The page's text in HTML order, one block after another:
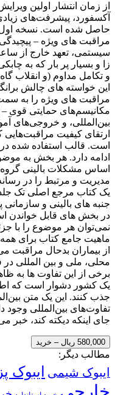
از زمان انتشار اولین
آکسفورد، پیشرفت‌های
حاصل شده است. نسخه اول
مراقبت های ویژه – پیچیدگی
سیستمی، تعهد خارج از
زا و بسیار پر بار که به
و تکامل مداوم (و انقلاب
این خواسته های چالش
مراقبت های ویژه را به
مکانیسم‌های حمایتی قوی
بین‌المللی، و خروجی‌های
ارتقای کیفیت مراقبت‌هایی
است. قالب استفاده شده
ادامه دارد. هر بخش به
اساس مشکلات بالینی
مدیریت و مرتبط را در
یک کتاب مرجع اصلی تک
جنبه های بالینی و
در بخش های قابل خواندن
نمی‌توان هر موضوع را با
ماهیت جامع کتاب برای همه
از بیماران بدحال مراقبت
محلی، ملی و بین المللی
برخی از این تفاوت ها به
یک کشور دشوار است که
جذب کنند. این یک متن
تفاوت‌های بین‌المللی وجود
جای اینکه دیکته کند، خبر
580,000 ریال – خرید
مطالب دیگر:
ایبوک شیمی ایبوک